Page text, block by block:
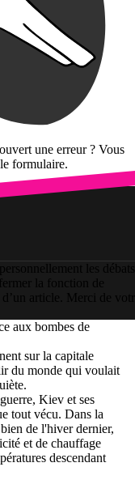
une erreur ? Vous
formulaire.
les débats
la fonction de
article. Merci de
aux bombes de
sur la capitale
du monde qui voulait
Kiev et ses
tout vécu. Dans la
de l'hiver dernier,
et de chauffage
descendant